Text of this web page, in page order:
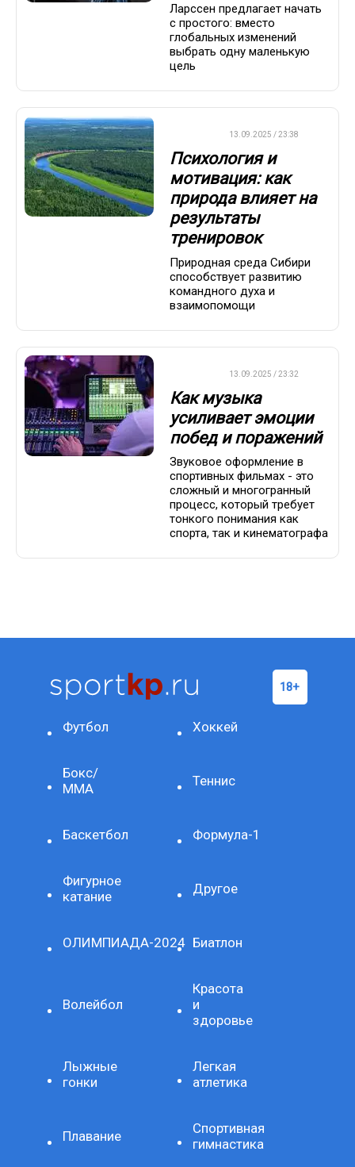
Ларссен предлагает начать
с простого: вместо
глобальных изменений
выбрать одну маленькую
цель
13.09.2025 / 23:38
Психология и
мотивация: как
природа влияет на
результаты
тренировок
Природная среда Сибири
способствует развитию
командного духа и
взаимопомощи
13.09.2025 / 23:32
Как музыка
усиливает эмоции
побед и поражений
Звуковое оформление в
спортивных фильмах - это
сложный и многогранный
процесс, который требует
тонкого понимания как
спорта, так и кинематографа
Футбол Хоккей
Бокс/
ММА
Теннис
Баскетбол Формула-1
Фигурное
катание
Другое
ОЛИМПИАДА-2024 Биатлон
Волейбол
Красота
и
здоровье
Лыжные
гонки
Легкая
атлетика
Плавание
Спортивная
гимнастика